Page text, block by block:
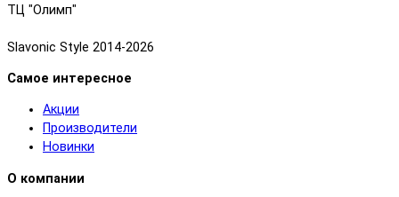
ТЦ "Олимп"
Slavonic Style 2014-2026
Самое интересное
Акции
Производители
Новинки
О компании